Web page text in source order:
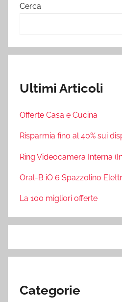
Cerca
Ultimi Articoli
Offerte Casa e Cucina
Risparmia fino al 40% sui
Ring Videocamera Interna
Oral-B iO 6 Spazzolino
La 100 migliori offerte
Categorie